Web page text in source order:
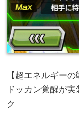
【超エネルギー
ドッカン覚醒が
ク